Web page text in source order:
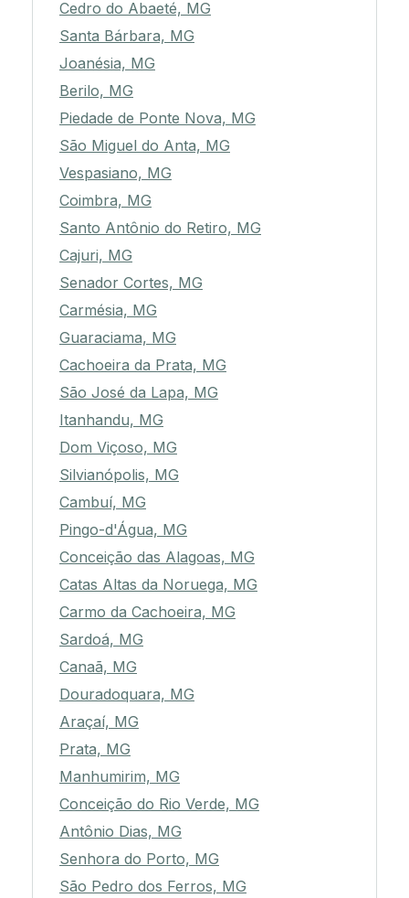
Cedro do Abaeté, MG
Santa Bárbara, MG
Joanésia, MG
Berilo, MG
Piedade de Ponte Nova, MG
São Miguel do Anta, MG
Vespasiano, MG
Coimbra, MG
Santo Antônio do Retiro, MG
Cajuri, MG
Senador Cortes, MG
Carmésia, MG
Guaraciama, MG
Cachoeira da Prata, MG
São José da Lapa, MG
Itanhandu, MG
Dom Viçoso, MG
Silvianópolis, MG
Cambuí, MG
Pingo-d'Água, MG
Conceição das Alagoas, MG
Catas Altas da Noruega, MG
Carmo da Cachoeira, MG
Sardoá, MG
Canaã, MG
Douradoquara, MG
Araçaí, MG
Prata, MG
Manhumirim, MG
Conceição do Rio Verde, MG
Antônio Dias, MG
Senhora do Porto, MG
São Pedro dos Ferros, MG